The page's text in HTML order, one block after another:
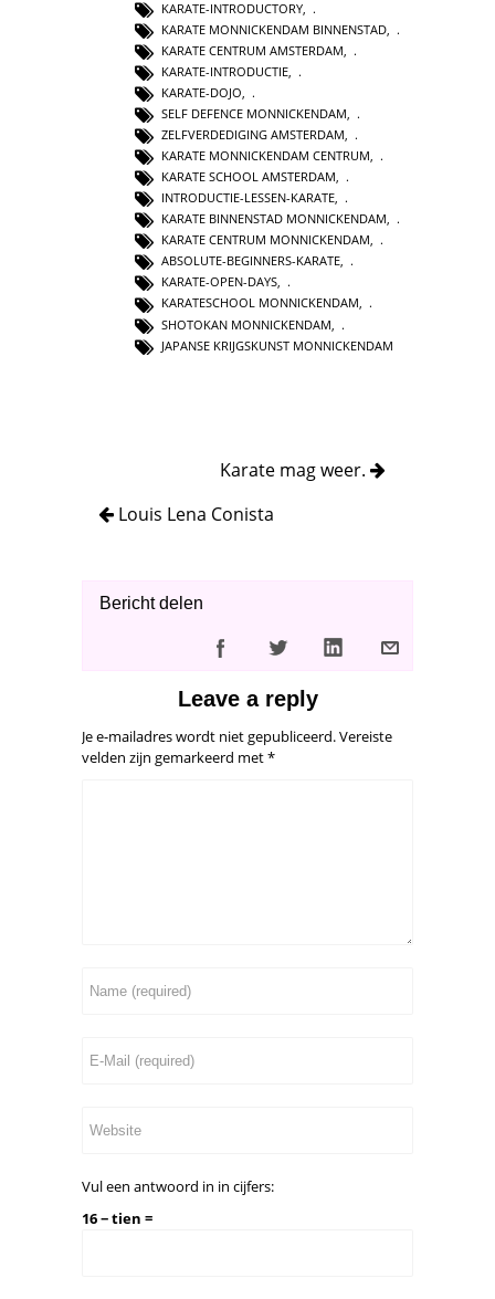
KARATE-INTRODUCTORY
KARATE MONNICKENDAM BINNENSTAD
KARATE CENTRUM AMSTERDAM
KARATE-INTRODUCTIE
KARATE-DOJO
SELF DEFENCE MONNICKENDAM
ZELFVERDEDIGING AMSTERDAM
KARATE MONNICKENDAM CENTRUM,
KARATE SCHOOL AMSTERDAM,
INTRODUCTIE-LESSEN-KARATE,
KARATE BINNENSTAD MONNICKENDAM,
KARATE CENTRUM MONNICKENDAM,
ABSOLUTE-BEGINNERS-KARATE,
KARATE-OPEN-DAYS,
KARATESCHOOL MONNICKENDAM,
SHOTOKAN MONNICKENDAM
JAPANSE KRIJGSKUNST MONNICKENDAM
Karate mag weer.
Louis Lena Conista
Bericht delen
Leave a reply
Je e-mailadres wordt niet gepubliceerd.Vereiste
velden zijn gemarkeerd met*
Vul een antwoord in in cijfers:
16 − tien =